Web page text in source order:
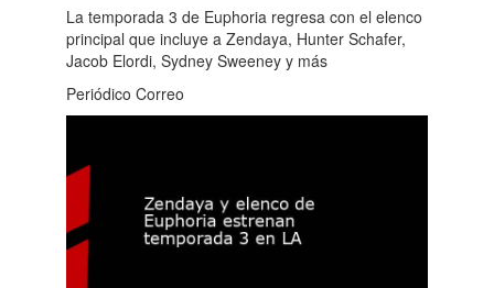
La temporada 3 de Euphoria regresa con el elenco
principal que incluye a Zendaya, Hunter Schafer,
Jacob Elordi, Sydney Sweeney y más
Periódico Correo